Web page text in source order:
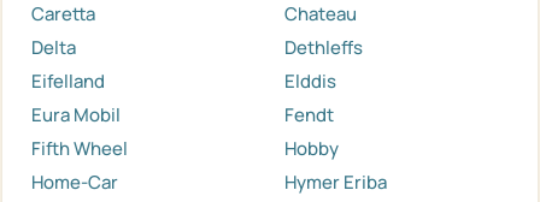
Caretta
Chateau
Delta
Dethleffs
Eifelland
Elddis
Eura Mobil
Fendt
Fifth Wheel
Hobby
Home-Car
Hymer Eriba